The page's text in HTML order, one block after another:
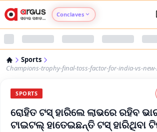
Conclaves
Argus Nari Shakti
Argus Health Connect
Sports
Champions-trophy-final-toss-factor-for-india-vs-
SPORTS
ରୋହିତ ଟସ୍ ହାରିଲେ ଲାଭରେ ରହିବ
ଟାଇଟଲ୍ ହାତେଇଛନ୍ତି ଟସ୍ ହାରିଥିବା